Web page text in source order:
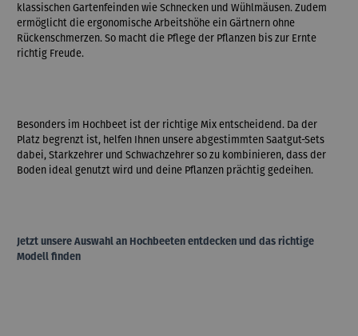
klassischen Gartenfeinden wie Schnecken und Wühlmäusen. Zudem
ermöglicht die ergonomische Arbeitshöhe ein Gärtnern ohne
Rückenschmerzen. So macht die Pflege der Pflanzen bis zur Ernte
richtig Freude.
Besonders im Hochbeet ist der richtige Mix entscheidend. Da der
Platz begrenzt ist, helfen Ihnen unsere abgestimmten Saatgut-Sets
dabei, Starkzehrer und Schwachzehrer so zu kombinieren, dass der
Boden ideal genutzt wird und deine Pflanzen prächtig gedeihen.
Jetzt unsere Auswahl an Hochbeeten entdecken und das richtige
Modell finden